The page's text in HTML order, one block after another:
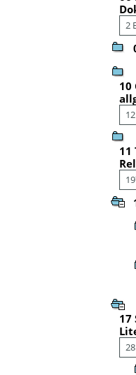
2
10
11
17